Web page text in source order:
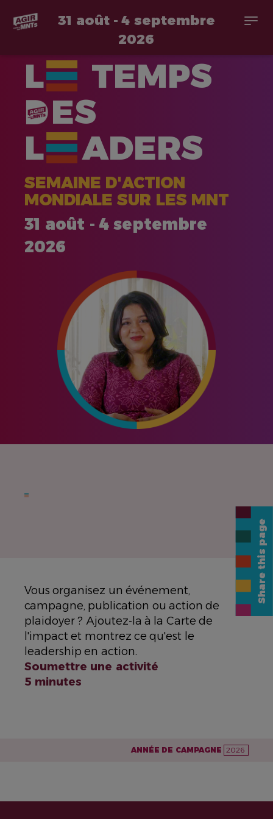
contenu
31 août - 4 septembre
2026
L
TEMPS
ES
L
ADERS
SEMAINE D'ACTION
MONDIALE SUR LES MNT
31 août - 4 septembre
2026
Vous organisez un événement,
campagne, publication ou action de
plaidoyer ? Ajoutez-la à la Carte de
l'impact et montrez ce qu'est le
leadership en action.
Soumettre une activité
5 minutes
ANNÉE DE CAMPAGNE 2026
Share this page